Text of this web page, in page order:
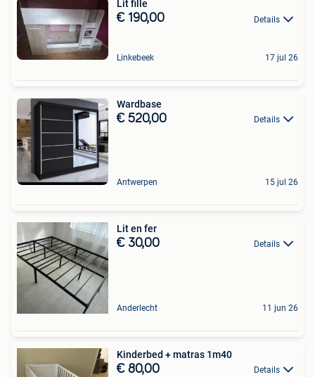
Lit fille
€ 190,00 Details
Linkebeek 17 jul 26
Wardbase
€ 520,00 Details
Antwerpen 15 jul 26
Lit en fer
€ 30,00 Details
Anderlecht 11 jun 26
Kinderbed + matras 1m40
€ 80,00 Details